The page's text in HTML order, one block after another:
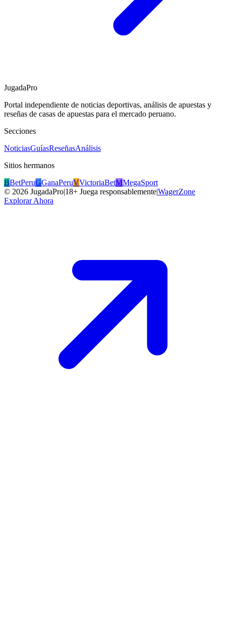
JugadaPro
Portal independiente de noticias deportivas, análisis de apuestas y
reseñas de casas de apuestas para el mercado peruano.
Secciones
NoticiasGuíasReseñasAnálisis
Sitios hermanos
BBetPeruGGanaPeruVVictoriaBetMMegaSport
© 2026 JugadaPro|18+ Juega responsablemente|WagerZone
Explorar Ahora